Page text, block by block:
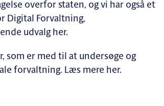
overfor staten, og vi har også et
Digital Forvaltning,
udvalg her.
som er med til at undersøge og
forvaltning. Læs mere her.